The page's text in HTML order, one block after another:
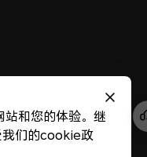
保留一切权利。
粤ICP备20047157号
和您的体验。继
我们的cookie政